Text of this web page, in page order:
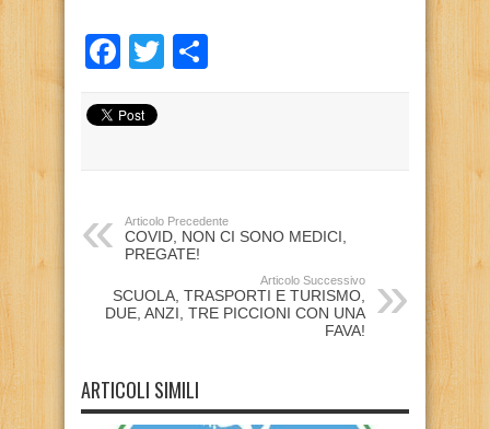
Facebook
Twitter
Articolo Precedente
COVID, NON CI SONO MEDICI,
PREGATE!
Articolo Successivo
SCUOLA, TRASPORTI E TURISMO,
DUE, ANZI, TRE PICCIONI CON UNA
FAVA!
ARTICOLI SIMILI